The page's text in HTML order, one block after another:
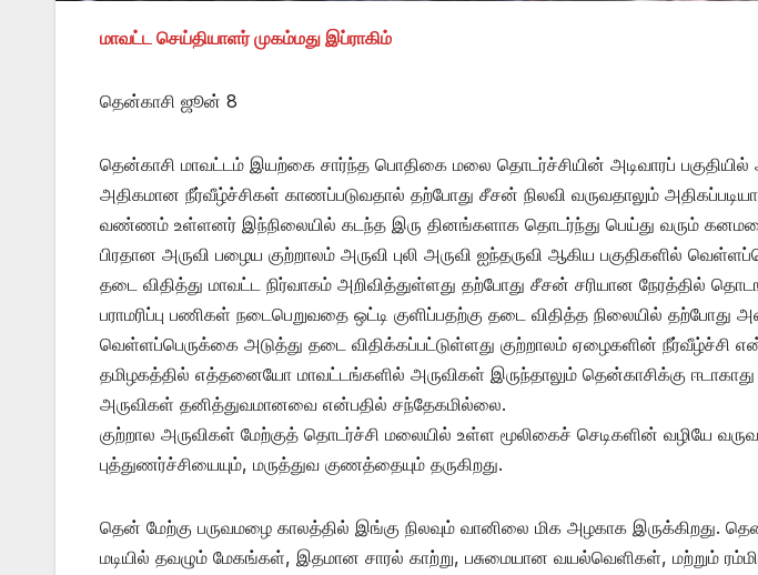
மாவட்ட செய்தியாளர் முகம்மது இப்ராகிம்
தென்காசி ஜூன் 8
தென்காசி மாவட்டம் இயற்கை சார்ந்த பொதிகை மலை தொடர்ச்சியின் அடிவாரப் பகுதியில்
அதிகமான நீர்வீழ்ச்சிகள் காணப்படுவதால் தற்போது சீசன் நிலவி வருவதாலும்
வண்ணம் உள்ளனர் இந்நிலையில் கடந்த இரு தினங்களாக தொடர்ந்து பெய்து வரும்
பிரதான அருவி பழைய குற்றாலம் அருவி புலி அருவி ஐந்தருவி ஆகிய பகுதிகளில்
தடை விதித்து மாவட்ட நிர்வாகம் அறிவித்துள்ளது தற்போது சீசன் சரியான நேரத்தில்
பராமரிப்பு பணிகள் நடைபெறுவதை ஒட்டி குளிப்பதற்கு தடை விதித்த நிலையில் தற்போது
வெள்ளப்பெருக்கை அடுத்து தடை விதிக்கப்பட்டுள்ளது குற்றாலம் ஏழைகளின் நீர்வீழ்ச்சி
தமிழகத்தில் எத்தனையோ மாவட்டங்களில் அருவிகள் இருந்தாலும் தென்காசிக்கு
அருவிகள் தனித்துவமானவை என்பதில் சந்தேகமில்லை.
குற்றால அருவிகள் மேற்குத் தொடர்ச்சி மலையில் உள்ள மூலிகைச் செடிகளின் வழியே
புத்துணர்ச்சியையும், மருத்துவ குணத்தையும் தருகிறது.
தென் மேற்கு பருவமழை காலத்தில் இங்கு நிலவும் வானிலை மிக அழகாக இருக்கிறது.
மடியில் தவழும் மேகங்கள், இதமான சாரல் காற்று, பசுமையான வயல்வெளிகள், மற்றும்